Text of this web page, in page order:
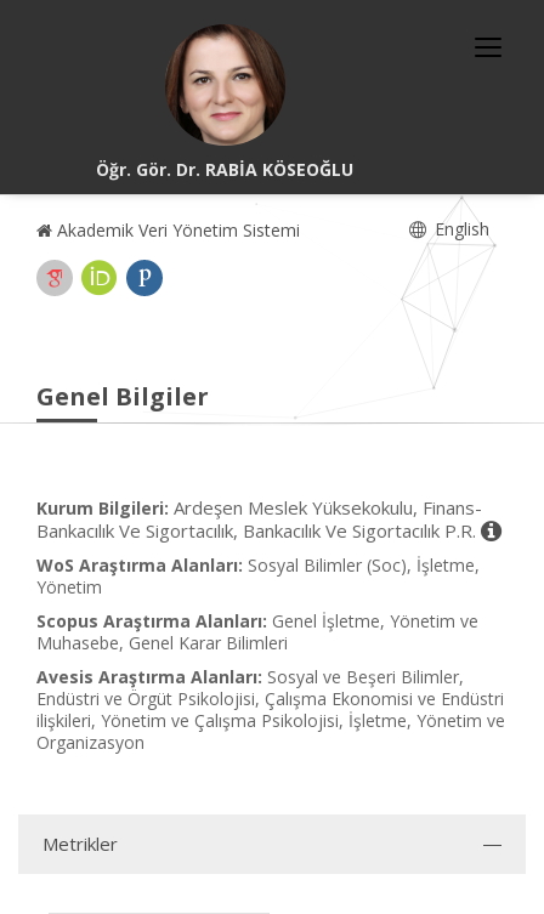
Öğr. Gör. Dr. RABİA KÖSEOĞLU
Akademik Veri Yönetim Sistemi English
Genel Bilgiler
Kurum Bilgileri: Ardeşen Meslek Yüksekokulu, Finans-
Bankacılık Ve Sigortacılık, Bankacılık Ve Sigortacılık P.R.
WoS Araştırma Alanları: Sosyal Bilimler (Soc), İşletme,
Yönetim
Scopus Araştırma Alanları: Genel İşletme, Yönetim ve
Muhasebe, Genel Karar Bilimleri
Avesis Araştırma Alanları: Sosyal ve Beşeri Bilimler,
Endüstri ve Örgüt Psikolojisi, Çalışma Ekonomisi ve Endüstri
ilişkileri, Yönetim ve Çalışma Psikolojisi, İşletme, Yönetim ve
Organizasyon
Metrikler